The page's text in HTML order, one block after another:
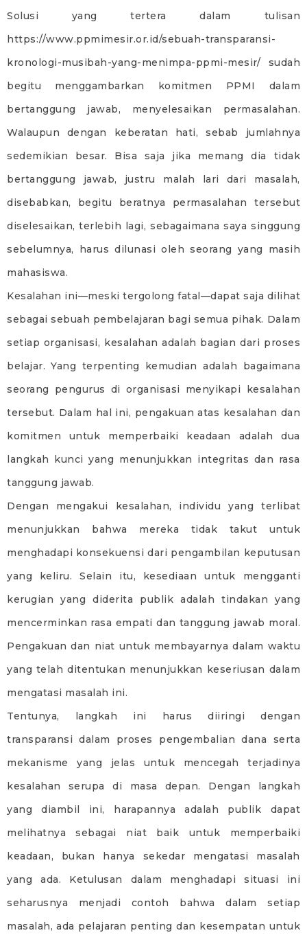
Solusi yang tertera dalam tulisan
https://www.ppmimesir.or.id/sebuah-transparansi-
kronologi-musibah-yang-menimpa-ppmi-mesir/ sudah
begitu menggambarkan komitmen PPMI dalam
bertanggung jawab, menyelesaikan permasalahan.
Walaupun dengan keberatan hati, sebab jumlahnya
sedemikian besar. Bisa saja jika memang dia tidak
bertanggung jawab, justru malah lari dari masalah,
disebabkan, begitu beratnya permasalahan tersebut
diselesaikan, terlebih lagi, sebagaimana saya singgung
sebelumnya, harus dilunasi oleh seorang yang masih
mahasiswa.
Kesalahan ini—meski tergolong fatal—dapat saja dilihat
sebagai sebuah pembelajaran bagi semua pihak. Dalam
setiap organisasi, kesalahan adalah bagian dari proses
belajar. Yang terpenting kemudian adalah bagaimana
seorang pengurus di organisasi menyikapi kesalahan
tersebut. Dalam hal ini, pengakuan atas kesalahan dan
komitmen untuk memperbaiki keadaan adalah dua
langkah kunci yang menunjukkan integritas dan rasa
tanggung jawab.
Dengan mengakui kesalahan, individu yang terlibat
menunjukkan bahwa mereka tidak takut untuk
menghadapi konsekuensi dari pengambilan keputusan
yang keliru. Selain itu, kesediaan untuk mengganti
kerugian yang diderita publik adalah tindakan yang
mencerminkan rasa empati dan tanggung jawab moral.
Pengakuan dan niat untuk membayarnya dalam waktu
yang telah ditentukan menunjukkan keseriusan dalam
mengatasi masalah ini.
Tentunya, langkah ini harus diiringi dengan
transparansi dalam proses pengembalian dana serta
mekanisme yang jelas untuk mencegah terjadinya
kesalahan serupa di masa depan. Dengan langkah
yang diambil ini, harapannya adalah publik dapat
melihatnya sebagai niat baik untuk memperbaiki
keadaan, bukan hanya sekedar mengatasi masalah
yang ada. Ketulusan dalam menghadapi situasi ini
seharusnya menjadi contoh bahwa dalam setiap
masalah, ada pelajaran penting dan kesempatan untuk